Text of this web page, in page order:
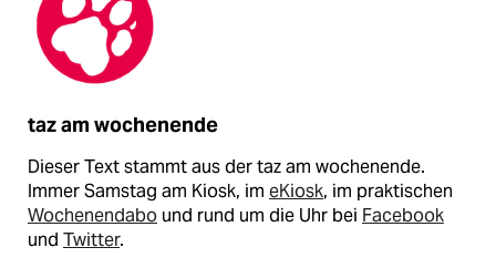
taz am wochenende
Dieser Text stammt aus der taz am wochenende.
Immer Samstag am Kiosk, im eKiosk, im praktischen
Wochenendabo und rund um die Uhr bei Facebook
und Twitter.